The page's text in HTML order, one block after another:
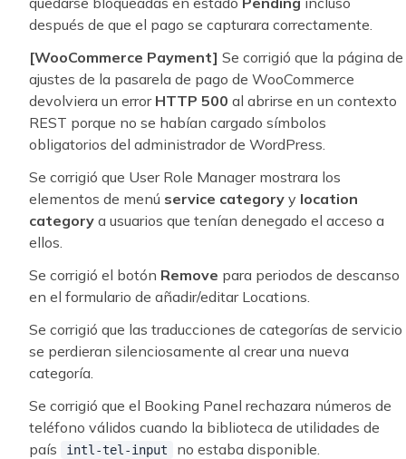
después de que el pago se capturara correctamente.
[WooCommerce Payment] Se corrigió que la página de
ajustes de la pasarela de pago de WooCommerce
devolviera un error HTTP 500 al abrirse en un contexto
REST porque no se habían cargado símbolos
obligatorios del administrador de WordPress.
Se corrigió que User Role Manager mostrara los
elementos de menú service category y location
category a usuarios que tenían denegado el acceso a
ellos.
Se corrigió el botón Remove para periodos de descanso
en el formulario de añadir/editar Locations.
Se corrigió que las traducciones de categorías de servicio
se perdieran silenciosamente al crear una nueva
categoría.
Se corrigió que el Booking Panel rechazara números de
teléfono válidos cuando la biblioteca de utilidades de
país
intl-tel-input
no estaba disponible.